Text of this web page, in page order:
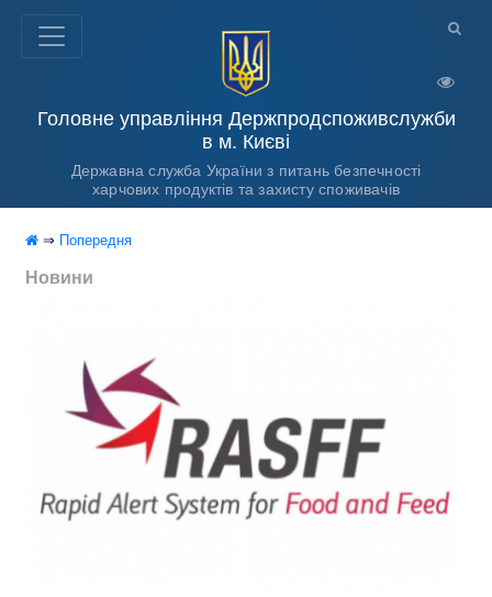
Головне управління Держпродспоживслужби
в м. Києві
Державна служба України з питань безпечності
харчових продуктів та захисту споживачів
⇒ Попередня
Новини